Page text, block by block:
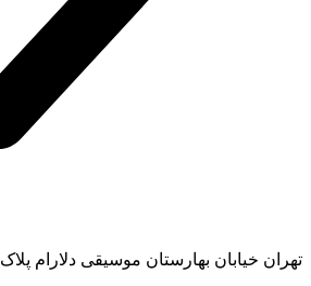
تهران خیابان بهارستان موسیقی دلارام پلاک 66